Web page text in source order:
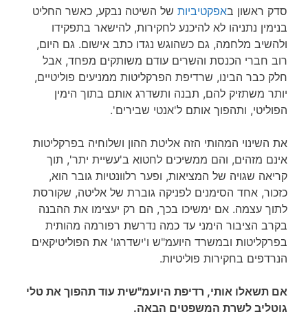
סדק ראשון באפקטיביות של השיטה נבקע, כאשר החליט
בנימין נתניהו לא להיכנע לחקירות, להישאר בתפקידו
ולהשיב מלחמה, גם כשהוגש נגדו כתב אישום. גם היום,
רוב חברי הכנסת והשרים עודם משותקים מפחד, אבל
חלק כבר הבינו, שרדיפת הפרקליטות ממניעים פוליטיים,
יותר משתזיק להם, תבנה ותשדרג אותם בתוך הימין
הפוליטי, ותהפוך אותם ל'אנטי שבירים'.
את השינוי המהותי הזה אליטת ההון ושלוחיה בפרקליטות
אינם מזהים, והם ממשיכים לחטוא ב'עשיית יתר', תוך
קריאה שגויה של המציאות, ופער רלוונטיות גובר הוא,
כזכור, אחד הסימנים לפניקה גוברת של אליטה, שקורסת
לתוך עצמה. אם ימשיכו בכך, הם רק יעצימו את ההבנה
בקרב הציבור הימני עד כמה נדרשת רפורמה מהותית
בפרקליטות ובמשרד היועמ"ש ו'ישדרגו' את הפוליטיקאים
הנרדפים בחקירות פוליטיות.
אם תשאלו אותי, רדיפת היועמ"שית עוד תהפוך את טלי
גוטליב לשרת המשפטים הבאה.